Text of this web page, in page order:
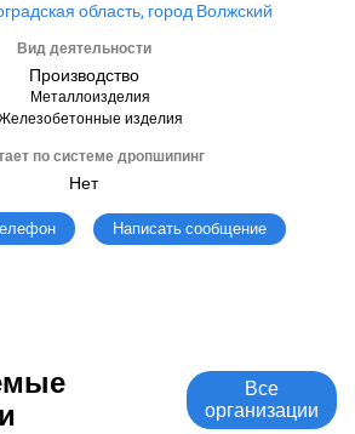
область, город Волжский
Вид деятельности
Производство
Металлоизделия
изделия
по системе дропшипинг
Нет
Написать сообщение
Все
организации